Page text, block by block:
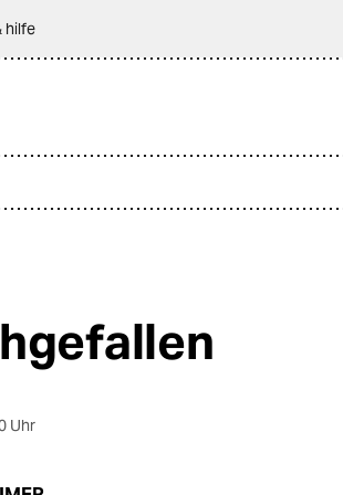
hilfe
Uhr